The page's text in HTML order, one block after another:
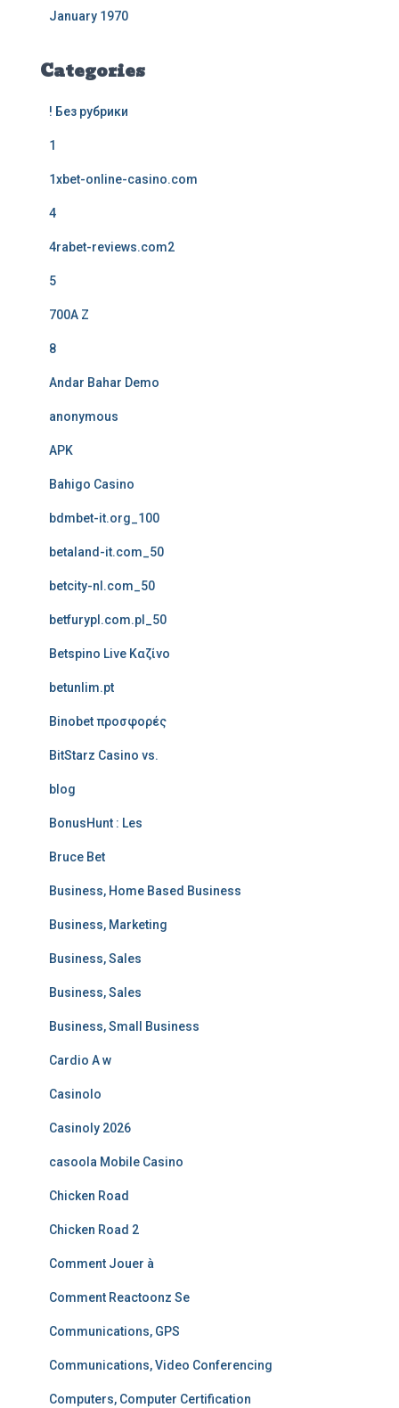
January 1970
Categories
! Без рубрики
1
1xbet-online-casino.com
4
4rabet-reviews.com2
5
700A Z
8
Andar Bahar Demo
anonymous
APK
Bahigo Casino
bdmbet-it.org_100
betaland-it.com_50
betcity-nl.com_50
betfurypl.com.pl_50
Betspino Live Καζίνο
betunlim.pt
Binobet προσφορές
BitStarz Casino vs.
blog
BonusHunt : Les
Bruce Bet
Business, Home Based Business
Business, Marketing
Business, Sales
Business, Sales
Business, Small Business
Cardio A w
Casinolo
Casinoly 2026
casoola Mobile Casino
Chicken Road
Chicken Road 2
Comment Jouer à
Comment Reactoonz Se
Communications, GPS
Communications, Video Conferencing
Computers, Computer Certification